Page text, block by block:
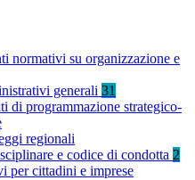
normativi su organizzazione e
generali 31
di programmazione strategico-
regionali
e codice di condotta 2
per cittadini e imprese